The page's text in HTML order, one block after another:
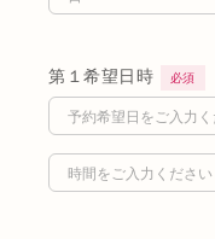
第１希望日時 必須